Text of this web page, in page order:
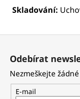
Skladování:
Z
Odebírat
Nezmeškejte
E-mail